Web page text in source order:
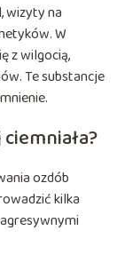
wizyty na
W
z wilgocią,
Te substancje
ozdób
kilka